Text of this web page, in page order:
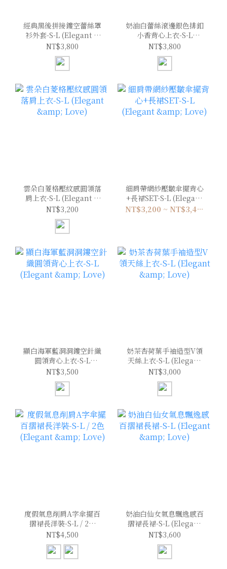
經典黑後拼接鏤空蕾絲罩
衫外套-S-L (Elegant &
Love)
NT$3,800
奶油白蕾絲滾邊銀色排釦
小香背心上衣-S-L
(Elegant & Love)
NT$3,800
雲朵白菱格壓紋感圓領落
肩上衣-S-L (Elegant &
Love)
NT$3,200
細肩帶網紗壓皺傘擺背心
+長裙SET-S-L (Elegant
& Love)
NT$3,200 ~ NT$3,400
顯白海軍藍洞洞鏤空針織
圓領背心上衣-S-L
(Elegant & Love)
NT$3,500
奶茶杏荷葉手袖造型V領
天絲上衣-S-L (Elegant
& Love)
NT$3,000
度假氣息削肩A字傘擺百
摺裙長洋裝-S-L / 2色
(Elegant & Love)
NT$4,500
奶油白仙女氣息飄逸感百
摺裙長裙-S-L (Elegant
& Love)
NT$3,600